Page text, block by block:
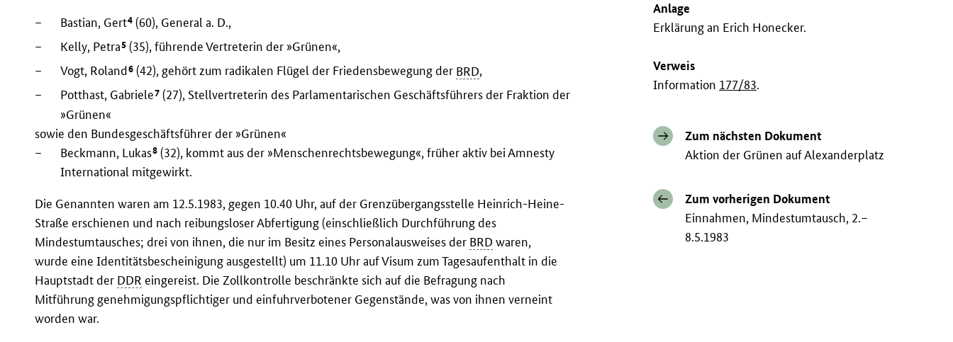
Anlage
Erklärung an Erich Honecker.
Verweis
Information 177/83.
Zum nächsten Dokument
Aktion der Grünen auf Alexanderplatz
Zum vorherigen Dokument
Einnahmen, Mindestumtausch, 2.–
8.5.1983
– Bastian, Gert4 (60), General a. D.,
–
Kelly, Petra5 (35), führende Vertreterin der »Grünen«,
–
Vogt, Roland6 (42), gehört zum radikalen Flügel der Friedensbewegung der BRD,
–
Potthast, Gabriele7 (27), Stellvertreterin des Parlamentarischen Geschäftsführers der Fraktion der
»Grünen«
sowie den Bundesgeschäftsführer der »Grünen«
–
Beckmann, Lukas8 (32), kommt aus der »Menschenrechtsbewegung«, früher aktiv bei Amnesty
International mitgewirkt.
Die Genannten waren am 12.5.1983, gegen 10.40 Uhr, auf der Grenzübergangsstelle Heinrich-Heine-
Straße erschienen und nach reibungsloser Abfertigung (einschließlich Durchführung des
Mindestumtausches; drei von ihnen, die nur im Besitz eines Personalausweises der BRD waren,
wurde eine Identitätsbescheinigung ausgestellt) um 11.10 Uhr auf Visum zum Tagesaufenthalt in die
Hauptstadt der DDR eingereist. Die Zollkontrolle beschränkte sich auf die Befragung nach
Mitführung genehmigungspflichtiger und einfuhrverbotener Gegenstände, was von ihnen verneint
worden war.